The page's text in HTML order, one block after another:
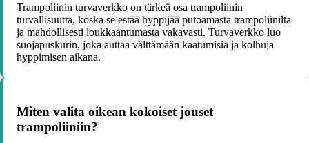
Trampoliinin turvaverkko on tärkeä osa trampoliinin
turvallisuutta, koska se estää hyppijää putoamasta trampoliinilta
ja mahdollisesti loukkaantumasta vakavasti. Turvaverkko luo
suojapuskurin, joka auttaa välttämään kaatumisia ja kolhuja
hyppimisen aikana.
Miten valita oikean kokoiset jouset
trampoliiniin?